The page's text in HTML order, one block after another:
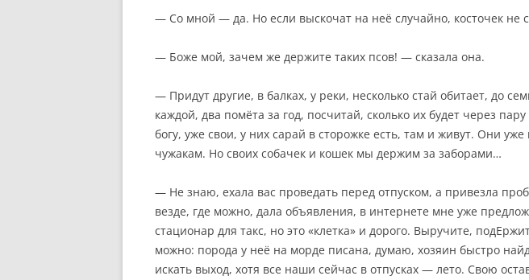
— Со мной — да. Но если выскочат на неё случайно, косточек не
— Боже мой, зачем же держите таких псов! — сказала она.
— Придут другие, в балках, у реки, несколько стай обитает, до
каждой, два помёта за год, посчитай, сколько их будет через
богу, уже свои, у них сарай в сторожке есть, там и живут. Они
чужакам. Но своих собачек и кошек мы держим за заборами…
— Не знаю, ехала вас проведать перед отпуском, а привезла
везде, где можно, дала объявления, в интернете мне уже
стационар для такс, но это «клетка» и дорого. Выручите,
можно: порода у неё на морде писана, думаю, хозяин быстро
искать выход, хотя все наши сейчас в отпусках — лето. Свою